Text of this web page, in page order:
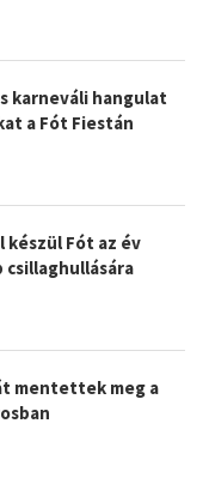
karneváli hangulat
a Fót Fiestán
Fót az év
mentettek meg a